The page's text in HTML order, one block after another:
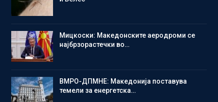
Мицкоски: Македонските аеродроми се
најбрзорастечки во…
ВМРО-ДПМНЕ: Македонија поставува
темели за енергетска…